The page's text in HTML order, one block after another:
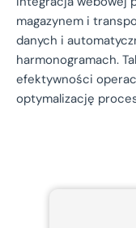
magazynem i
danych i
harmonogramach.
efektywności
optymalizację